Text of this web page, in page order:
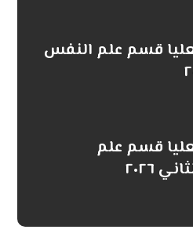
قسم علم النفس
قسم علم
٢٠٢٦